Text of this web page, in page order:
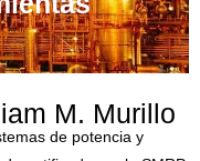
M. Murillo
de potencia y